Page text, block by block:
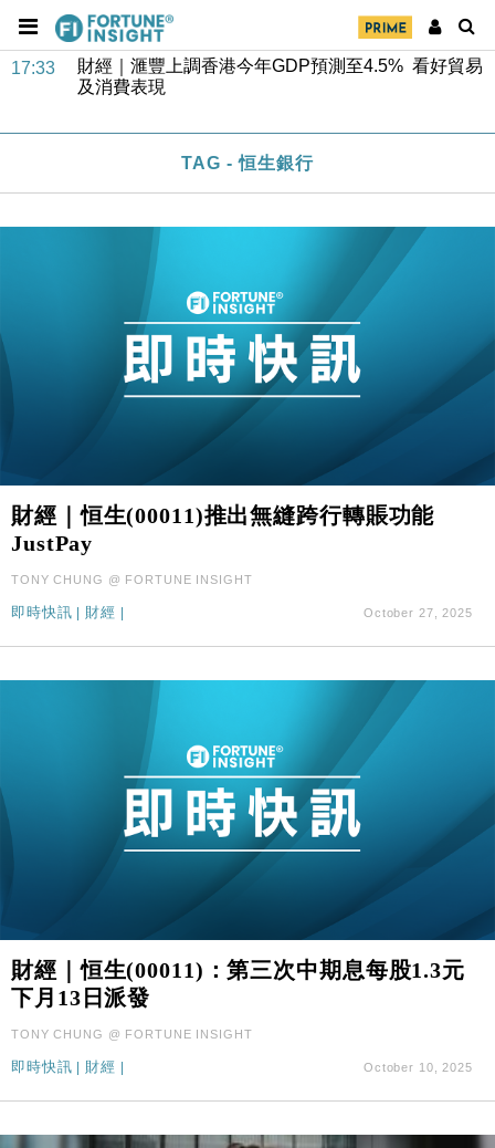
17:33
財經｜滙豐上調香港今年GDP預測至4.5% 看好貿易
及消費表現
16:47
本地｜假冒內地執法人員要求交「保證金」 43歲女子
損失近6900萬元
16:05
財經｜日經失守6.5萬點後回穩 全周仍升近2%
財經｜韓股反覆波動收跌 連挫7周創逾3年最長跌勢
財經｜內地7月美元計價出口增近24%勝預期 貿易順
差達1125億美元
財經｜日本春季三度入市撐日圓 4月單日斥6.28萬億
日圓干預創新高
國際｜特朗普料美伊戰事快結束 承認部分彈藥庫存緊
財經｜SA售股自救後再出手 斥4億美元押注未上市公
司
18:31
財經｜華僑銀行上半年淨利創新高 中期息增15%至
47仙
17:33
財經｜滙豐上調香港今年GDP預測至4.5% 看好貿易
損失近6900萬元
16:05
財經｜日經失守6.5萬點後回穩 全周仍升近2%
財經｜恒隆10月換帥 玩具「反」斗城亞洲CEO蔡德
財經｜韓股反覆波動收跌 連挫7周創逾3年最長跌勢
財經｜內地7月美元計價出口增近24%勝預期 貿易順
11:12
國際｜特朗普料美伊戰事快結束 承認部分彈藥庫存緊
張
財經｜SA售股自救後再出手 斥4億美元押注未上市公
司
TAG - 恒生銀行
財經｜恒生(00011)推出無縫跨行轉賬功能
JustPay
TONY CHUNG @ FORTUNE INSIGHT
即時快訊 財經 October 27, 2025
財經｜恒生(00011)：第三次中期息每股1.3元
下月13日派發
TONY CHUNG @ FORTUNE INSIGHT
即時快訊 | 財經 | October 10, 2025